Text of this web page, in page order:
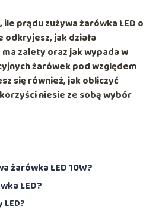
ile prądu zużywa żarówka LED o
odkryjesz, jak działa
zalety oraz jak wypada w
żarówek pod względem
się również, jak obliczyć
niesie ze sobą wybór
żarówka LED 10W?
LED?
LED?